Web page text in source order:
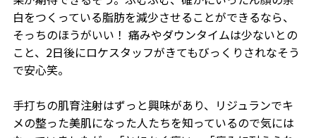
白をつくっている脂肪を減少させることができるなら、
そっちのほうがいい！ 痛みやダウンタイムは少ないとの
こと、2日後にロケスタッフがきてもびっくりされなそう
で安心笑。
手打ちの肌育注射はずっと興味があり、リジュランでキ
メの整った美肌になった人たちを知っているので気には